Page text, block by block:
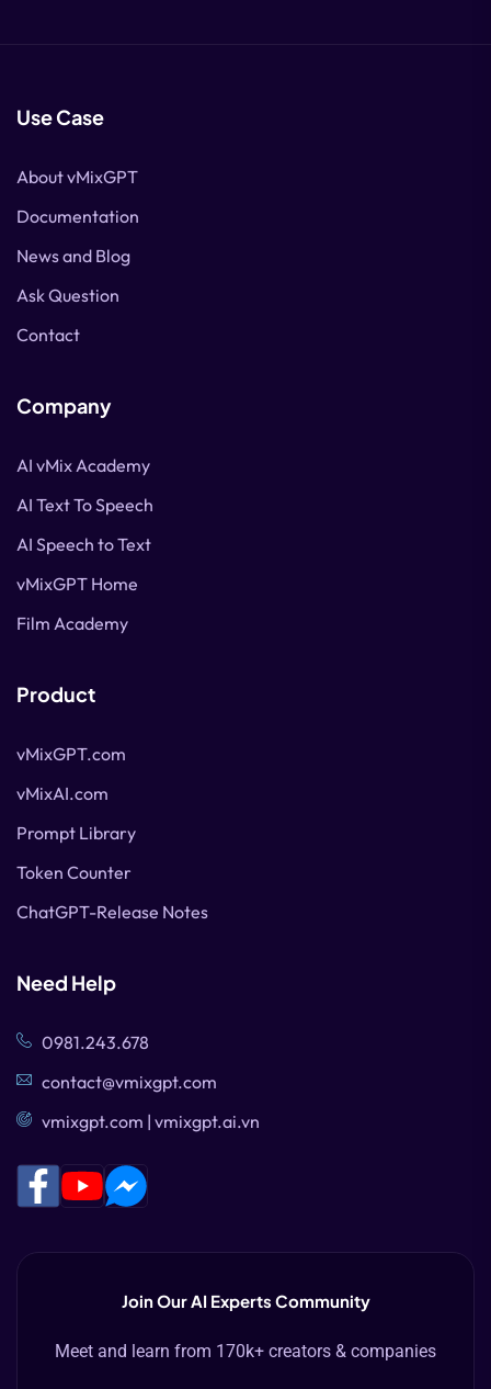
Use Case
About vMixGPT
Documentation
News and Blog
Ask Question
Contact
Company
AI vMix Academy
AI Text To Speech
AI Speech to Text
vMixGPT Home
Film Academy
Product
vMixGPT.com
vMixAI.com
Prompt Library
Token Counter
ChatGPT-Release Notes
Need Help
0981.243.678
contact@vmixgpt.com
vmixgpt.com | vmixgpt.ai.vn
Join Our AI Experts Community
Meet and learn from 170k+ creators & companies